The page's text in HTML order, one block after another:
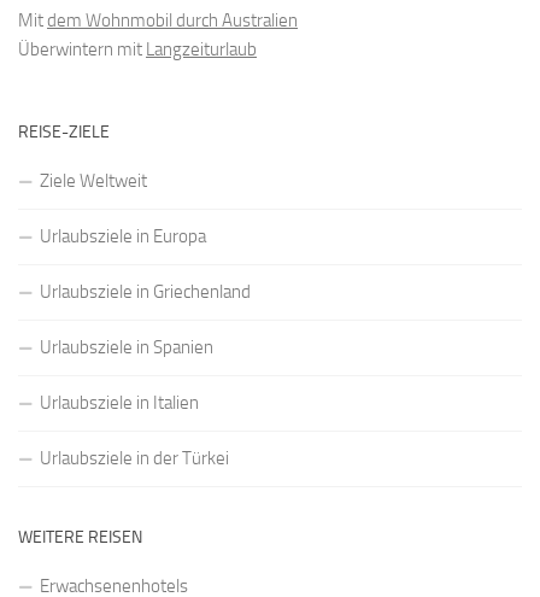
Mitdem Wohnmobil durch Australien
Überwintern mit Langzeiturlaub
REISE-ZIELE
Ziele Weltweit
Urlaubsziele in Europa
Urlaubsziele in Griechenland
Urlaubsziele in Spanien
Urlaubsziele in Italien
Urlaubsziele in der Türkei
WEITERE REISEN
Erwachsenenhotels